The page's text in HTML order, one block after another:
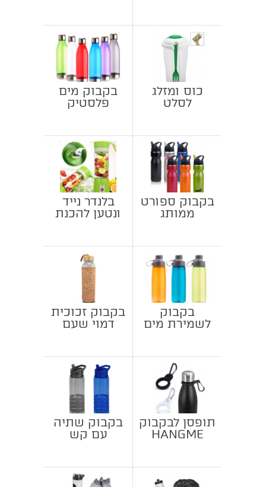
כוס ומזלג
לסלט
בקבוק מים
פלסטיק
בקבוק ספורט
ממותג
בלנדר נייד
ונטען להכנת
בקבוק
לשמירת מים
בקבוק זכוכית
דמוי שעם
תופסן לבקבוק
HANGME
בקבוק שתיה
עם קש